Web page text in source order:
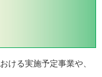
ける実施予定事業や、